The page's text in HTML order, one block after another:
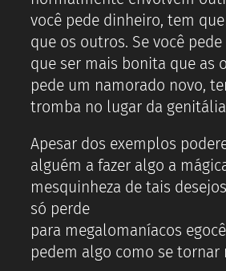
você pede dinheiro, tem
que os outros. Se você
que ser mais bonita que as
pede um namorado novo,
tromba no lugar da
Apesar dos exemplos
alguém a fazer algo a
mesquinheza de tais
só perde
para megalomaníacos
pedem algo como se tornar